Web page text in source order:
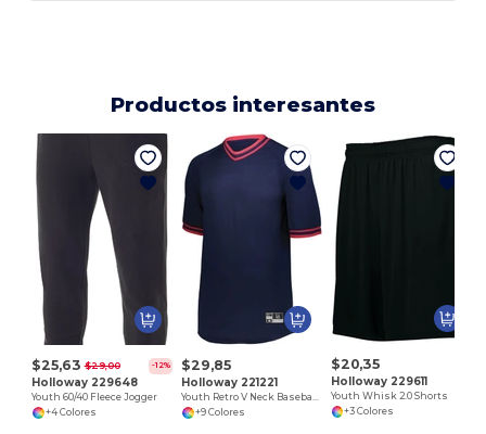
Productos interesantes
$25,63 $29,00 -12%
Holloway 229648
Youth 60/40 Fleece Jogger
+4 Colores
$29,85
Holloway 221221
+9 Colores
$20,35
Holloway 229611
Youth Whisk 2.0 Shorts
+3 Colores